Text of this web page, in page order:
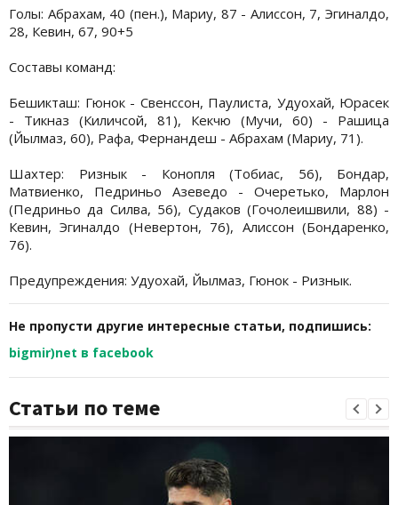
Голы: Абрахам, 40 (пен.), Мариу, 87 - Алиссон, 7, Эгиналдо,
28, Кевин, 67, 90+5
Составы команд:
Бешикташ: Гюнок - Свенссон, Паулиста, Удуохай, Юрасек
- Тикназ (Киличсой, 81), Кекчю (Мучи, 60) - Рашица
(Йылмаз, 60), Рафа, Фернандеш - Абрахам (Мариу, 71).
Шахтер: Ризнык - Конопля (Тобиас, 56), Бондар,
Матвиенко, Педриньо Азеведо - Очеретько, Марлон
(Педриньо да Силва, 56), Судаков (Гочолеишвили, 88) -
Кевин, Эгиналдо (Невертон, 76), Алиссон (Бондаренко,
76).
Предупреждения: Удуохай, Йылмаз, Гюнок - Ризнык.
Не пропусти другие интересные статьи, подпишись:
bigmir)net в facebook
Статьи по теме